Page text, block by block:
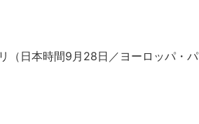
（日本時間9月28日／ヨーロッパ・パ